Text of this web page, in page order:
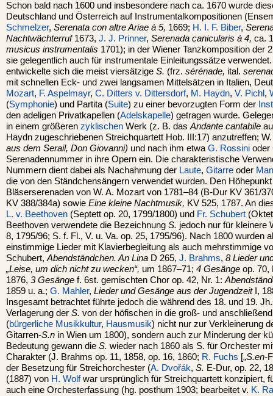
Schon bald nach 1600 und insbesondere nach ca. 1670 wurde
Deutschland und Österreich auf Instrumentalkompositionen
Schmelzer, Serenata con altre Ariae à 5, 1669; H. I. F. Biber,
Nachtwächterruf1673, J. J. Prinner, Serenada canicularis à 4, ca.
musicus instrumentalis 1701); in der Wiener Tanzkomposition der
sie gelegentlich auch für instrumentale Einleitungssätze
entwickelte sich die meist viersätzige S. (frz. sérénade, ital.
mit schnellen Eck- und zwei langsamen Mittelsätzen in Italien,
Mozart, F. Aspelmayr, C. Ditters v. Dittersdorf, M. Haydn, V. Pichl ,
(Symphonie) und Partita (Suite) zu einer bevorzugten Form der
den adeligen Privatkapellen (Adelskapelle) getragen wurde.
in einem größeren zyklischen Werk (z. B. dasAndante cantabile
Haydn zugeschriebenen Streichquartett Hob. III:17) anzutreffen;
aus dem Serail, Don Giovanni) und nach ihm etwaG. Rossini oder
Serenadennummer in ihre Opern ein. Die charakteristische
Nummern dient dabei als Nachahmung der Laute, Gitarre oder
die von den Ständchensängern verwendet wurden. Den
Bläserserenaden von W. A. Mozart von 1781–84 (B-Dur KV 361/
KV 388/384a) sowie Eine kleine Nachtmusik, KV 525, 1787. An
L. v. Beethoven (Septett op. 20, 1799/1800) und Fr. Schubert
Beethoven verwendete die Bezeichnung S. jedoch nur für kleinere
8, 1795/96; S. f. Fl., V. u. Va. op. 25, 1795/96). Nach 1800 wurden
einstimmige Lieder mit Klavierbegleitung als auch mehrstimmige
Schubert,Abendständchen. An Lina D 265, J. Brahms, 8 Lieder
„Leise, um dich nicht zu wecken“, um 1867–71; 4 Gesänge op. 70,
1876, 3 Gesänge f. 6st. gemischten Chor op. 42, Nr. 1:
1859 u. a.; G. Mahler, Lieder und Gesänge aus der Jugendzeit I,
Insgesamt betrachtet führte jedoch die während des 18. und 19.
Verlagerung der S. von der höfischen in die groß- und
(bürgerliche Musikkultur, Hausmusik) nicht nur zur Verkleinerung
Gitarren-S.n in Wien um 1800), sondern auch zur Minderung der
Bedeutung gewann die S. wieder nach 1860 als S. für Orchester
Charakter (J. Brahms op. 11, 1858, op. 16, 1860; R. Fuchs [„S.en-
der Besetzung für Streichorchester (A. Dvořák, S. E-Dur, op. 22,
(1887) von H. Wolfwar ursprünglich für Streichquartett konzipiert,
auch eine Orchesterfassung (hg. posthum 1903; bearbeitet v. K.